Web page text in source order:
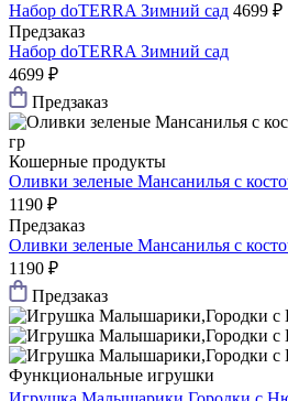
Набор doTERRA Зимний сад 4699 ₽
Предзаказ
Набор doTERRA Зимний сад
4699 ₽
Предзаказ
Кошерные продукты
Оливки зеленые Мансанилья с
1190 ₽
Предзаказ
Оливки зеленые Мансанилья с
1190 ₽
Предзаказ
Функциональные игрушки